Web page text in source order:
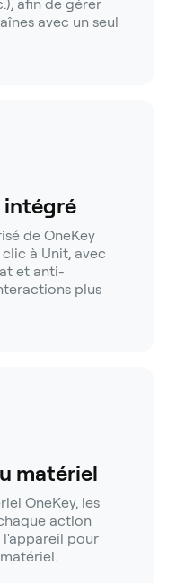
afin de gérer
avec un seul
intégré
de OneKey
à Unit, avec
et anti-
plus
matériel
OneKey, les
action
pour